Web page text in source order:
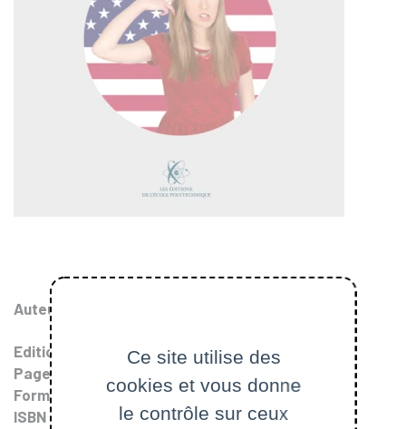
Auteur
Edition
Pages
Format : 17x24
ISBN : 978-2-7302-1647-0 (9782730216470)
Ce site utilise des
cookies et vous donne
le contrôle sur ceux